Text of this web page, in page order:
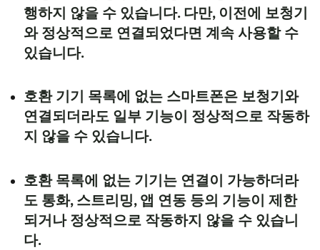
iPhone 15 Plus*
iPhone 15*
iPhone 14 Pro Max*
iPhone 14 Plus*
iPhone 14*
iPhone 13 Pro Max*
iPhone 13 Pro*
iPhone 13 mini*
iPhone 12 Pro Max*
iPhone 12 Pro*
iPhone 12*
Samsung Galaxy S24 Ultra**
Samsung Galaxy S23**
Samsung Galaxy S23+**
Samsung Galaxy S23 Ultra**
Samsung Galaxy S22+ 5G
Samsung Galaxy S22 5G
Samsung Galaxy S21
Samsung Galaxy S21 Ultra
Samsung Galaxy Z Fold7**
Samsung Galaxy Z Flip7**
Samsung Galaxy Z Fold6**
iPad Air (4th generation)*
iPad Air (3rd generation)
iPad mini (6th generation)*
iPad mini (5th generation)
iPad (9th generation)*
iPad (8th generation)*
iPad (7th generation)
행하지 않을 수 있습니다. 다만, 이전에 보청기
와 정상적으로 연결되었다면 계속 사용할 수
있습니다.
호환 기기 목록에 없는 스마트폰은 보청기와
연결되더라도 일부 기능이 정상적으로 작동하
지 않을 수 있습니다.
호환 목록에 없는 기기는 연결이 가능하더라
도 통화, 스트리밍, 앱 연동 등의 기능이 제한
되거나 정상적으로 작동하지 않을 수 있습니
다.